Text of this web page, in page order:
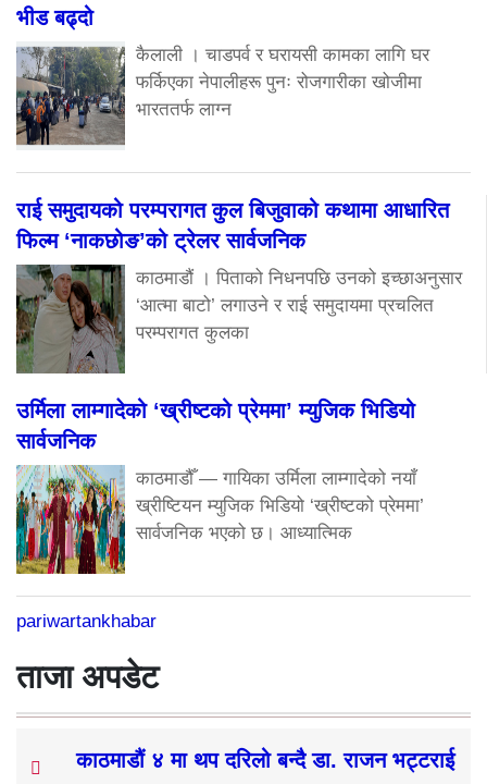
भीड बढ्दो
कैलाली । चाडपर्व र घरायसी कामका लागि घर
फर्किएका नेपालीहरू पुनः रोजगारीका खोजीमा
भारततर्फ लाग्न
राई समुदायको परम्परागत कुल बिजुवाको कथामा आधारित
फिल्म ‘नाकछोङ’को ट्रेलर सार्वजनिक
काठमाडौं । पिताको निधनपछि उनको इच्छाअनुसार
‘आत्मा बाटो’ लगाउने र राई समुदायमा प्रचलित
परम्परागत कुलका
उर्मिला लाम्गादेको ‘ख्रीष्टको प्रेममा’ म्युजिक भिडियो
सार्वजनिक
काठमाडौँ — गायिका उर्मिला लाम्गादेको नयाँ
ख्रीष्टियन म्युजिक भिडियो ‘ख्रीष्टको प्रेममा’
सार्वजनिक भएको छ। आध्यात्मिक
pariwartankhabar
ताजा अपडेट
काठमाडौं ४ मा थप दरिलो बन्दै डा. राजन भट्टराई